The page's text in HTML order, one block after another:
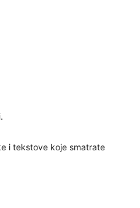
i tekstove koje smatrate